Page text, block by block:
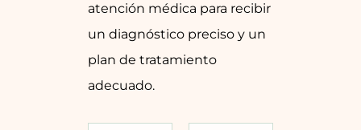
atención médica para recibir
un diagnóstico preciso y un
plan de tratamiento
adecuado.